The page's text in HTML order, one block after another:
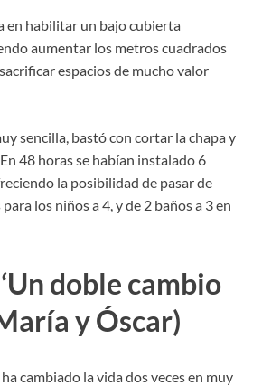
en habilitar un bajo cubierta
aumentar los metros cuadrados
espacios de mucho valor
sencilla, bastó con cortar la chapa y
48 horas se habían instalado 6
la posibilidad de pasar de
los niños a 4, y de 2 baños a 3 en
doble cambio
y Óscar)
cambiado la vida dos veces en muy